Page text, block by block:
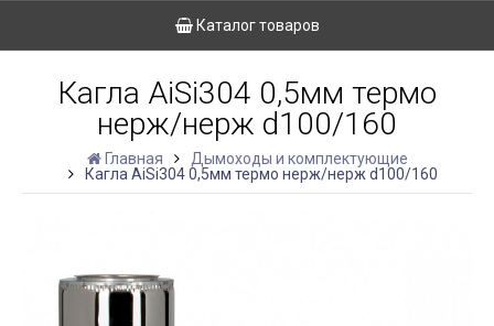
Каталог товаров
Кагла AiSi304 0,5мм термо
нерж/нерж d100/160
Главная
Дымоходы и комплектующие
Кагла AiSi304 0,5мм термо нерж/нерж d100/160